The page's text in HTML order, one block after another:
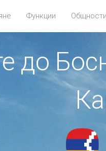
Функции Общности
до